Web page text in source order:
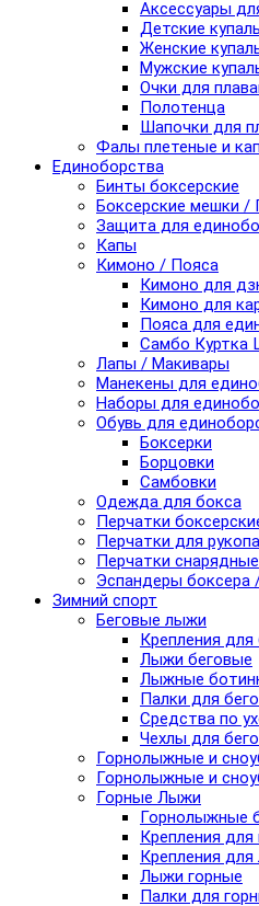
Аксессуары
Детские
Женские
Мужские
Очки для
Полотенца
Шапочки для
Фалы плетеные и
Единоборства
Бинты боксерские
Боксерские мешки /
Защита для
Капы
Кимоно / Пояса
Кимоно для
Кимоно для
Пояса для
Самбо Куртка
Лапы / Макивары
Манекены для
Наборы для
Обувь для
Боксерки
Борцовки
Самбовки
Одежда для бокса
Перчатки
Перчатки для
Перчатки снарядные
Эспандеры боксера
Зимний спорт
Беговые лыжи
Крепления
Лыжи беговые
Лыжные
Палки для
Средства по
Чехлы для
Горнолыжные и
Горнолыжные и
Горные Лыжи
Горнолыжные
Крепления
Крепления
Лыжи горные
Палки для